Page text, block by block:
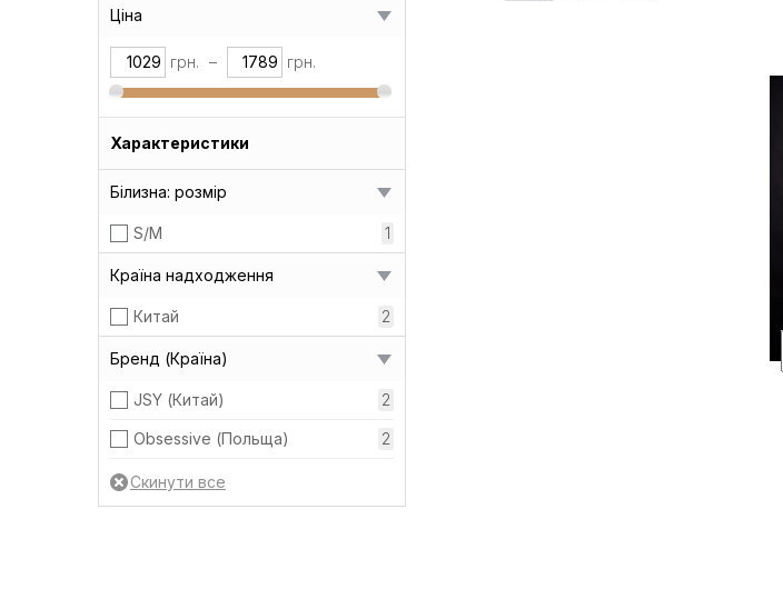
Ціна
грн. – грн.
Характеристики
Білизна: розмір
S/M 1
Країна надходження
Китай 2
Бренд (Країна)
JSY (Китай) 2
Obsessive (Польща) 2